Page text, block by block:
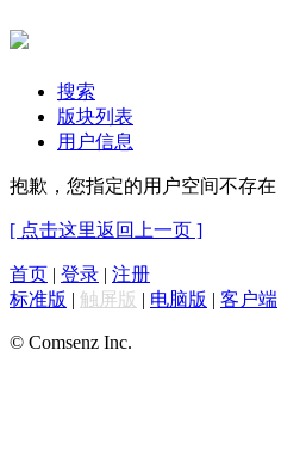
搜索
版块列表
用户信息
抱歉，您指定的用户空间不存在
[ 点击这里返回上一页 ]
首页 | 登录 | 注册
标准版 | 触屏版 | 电脑版 | 客户端
© Comsenz Inc.